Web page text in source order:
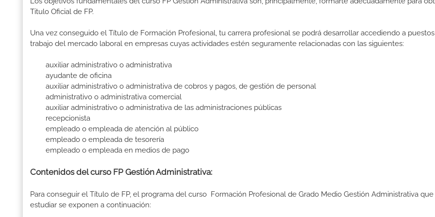
Titulo Oficial de FP.
Una vez conseguido el Título de Formación Profesional, tu carrera profesional se podrá desarrollar accediendo a
trabajo del mercado laboral en empresas cuyas actividades estén seguramente relacionadas con las siguientes:
auxiliar administrativo o administrativa
ayudante de oficina
auxiliar administrativo o administrativa de cobros y pagos, de gestión de personal
administrativo o administrativa comercial
auxiliar administrativo o administrativa de las administraciones públicas
recepcionista
empleado o empleada de atención al público
empleado o empleada de tesorería
empleado o empleada en medios de pago
Contenidos del curso FP Gestión Administrativa:
Para conseguir el Título de FP, el programa del curso Formación Profesional de Grado Medio Gestión Administrativa que
estudiar se exponen a continuación: